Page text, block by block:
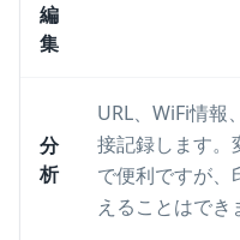
編
集
分
析
URL、WiFi情報
接記録します。
で便利ですが、
えることはでき